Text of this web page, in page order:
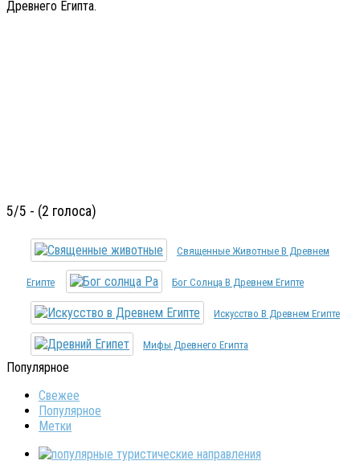
Древнего Египта.
5/5 - (2 голоса)
Священные Животные В Древнем
Египте Бог Солнца В Древнем Египте
Искусство В Древнем Египте
Мифы Древнего Египта
Популярное
Свежее
Популярное
Метки